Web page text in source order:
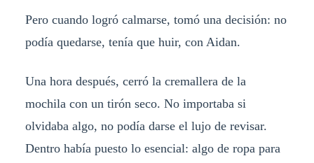
Pero cuando logró calmarse, tomó una decisión: no
podía quedarse, tenía que huir, con Aidan.
Una hora después, cerró la cremallera de la
mochila con un tirón seco. No importaba si
olvidaba algo, no podía darse el lujo de revisar.
Dentro había puesto lo esencial: algo de ropa para